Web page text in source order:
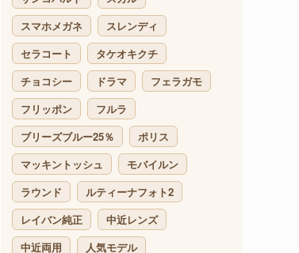
スマホメガネ
スレンディ
セラコート
タケオキクチ
チョコシー
ドラマ
フェラガモ
フリッポン
フルラ
ブリーズブルー25％
ポリス
マッキントッシュ
モバイルン
ラウンド
ルティーナフォト2
レイバン純正
中近レンズ
中近両用
人気モデル